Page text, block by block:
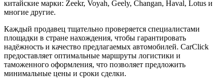
китайские марки: Zeekr, Voyah, Geely, Changan, Haval, Lotus и
многие другие.
Каждый продавец тщательно проверяется специалистами
площадки в стране нахождения, чтобы гарантировать
надёжность и качество предлагаемых автомобилей. CarClick
предоставляет оптимальные маршруты логистики и
таможенного оформления, что позволяет предложить
минимальные цены и сроки сделки.